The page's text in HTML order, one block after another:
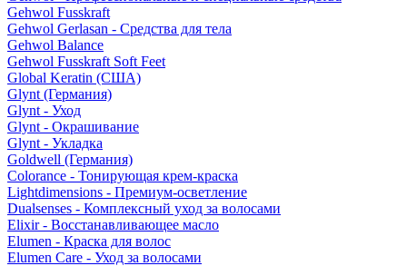
Gehwol Fusskraft
Gehwol Gerlasan - Средства для тела
Gehwol Balance
Gehwol Fusskraft Soft Feet
Global Keratin (США)
Glynt (Германия)
Glynt - Уход
Glynt - Окрашивание
Glynt - Укладка
Goldwell (Германия)
Colorance - Тонирующая крем-краска
Lightdimensions - Премиум-осветление
Dualsenses - Комплексный уход за волосами
Elixir - Восстанавливающее масло
Elumen - Краска для волос
Elumen Care - Уход за волосами